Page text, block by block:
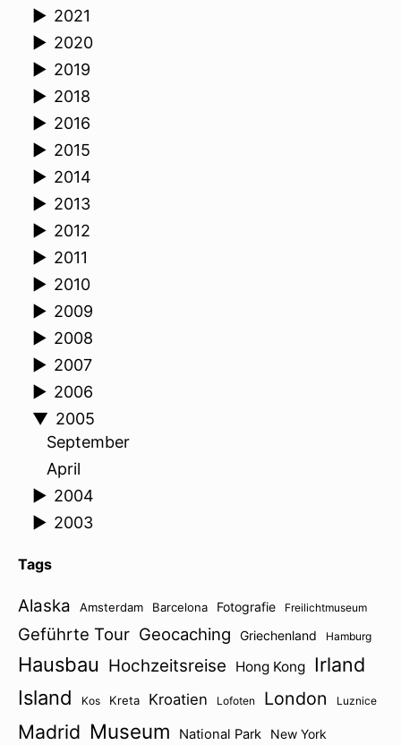
► 2021
► 2020
► 2019
► 2018
► 2016
► 2015
► 2014
► 2013
► 2012
► 2011
► 2010
► 2009
► 2008
► 2007
► 2006
▼ 2005
September
April
► 2004
► 2003
Tags
Alaska Amsterdam Barcelona Fotografie Freilichtmuseum
Geführte Tour Geocaching Griechenland Hamburg
Hausbau Hochzeitsreise Hong Kong Irland
Island
Kos Kreta Kroatien Lofoten London Luznice
Madrid Museum National Park New York